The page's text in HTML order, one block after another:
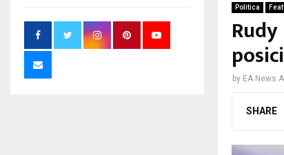
Politica
by EA News
SHARE